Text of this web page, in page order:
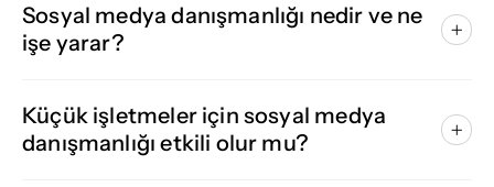
Sosyal medya danışmanlığı nedir ve ne
işe yarar?
Küçük işletmeler için sosyal medya
danışmanlığı etkili olur mu?